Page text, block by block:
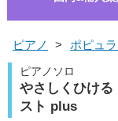
ピアノ > ポピュ
ピアノソロ
やさしくひける
スト plus